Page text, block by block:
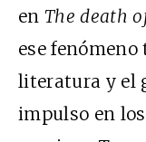
enThe death
ese
literatura y el
impulso en los